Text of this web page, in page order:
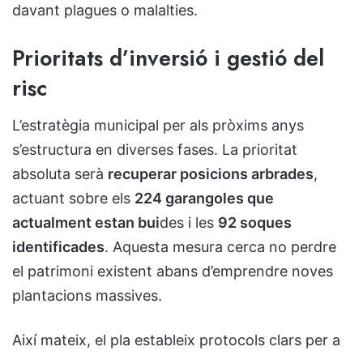
davant plagues o malalties.
Prioritats d’inversió i gestió del
risc
L’estratègia municipal per als pròxims anys
s’estructura en diverses fases. La prioritat
absoluta serà recuperar posicions arbrades,
actuant sobre els 224 garangoles que
actualment estan buides i les 92 soques
identificades. Aquesta mesura cerca no perdre
el patrimoni existent abans d’emprendre noves
plantacions massives.
Així mateix, el pla estableix protocols clars per a